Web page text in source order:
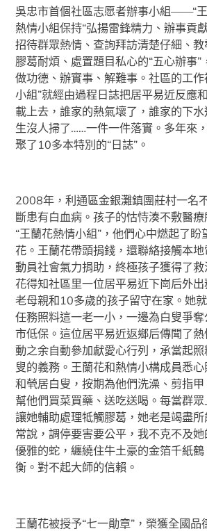
吳忠市首個社區志愿者辦事小組——“王
熱情小組保持“弘揚雷鋒精力、辦事貢
招待群眾熱情、查詢拜訪清楚仔細、
膠葛耐煩、處置題目私心的“五心辦事
做功德、辦實事、解難事。社區的工
小組”就經由過程日誌把居平易近反應
載上去，誰家的熱氣壞了，誰家的下
生沒人掃了……一件一件落實。多年來
聚了10多本特別的“日誌”。
2008年，利通區金銀灘鎮團莊村一名
斷患有白血病。孩子的怙恃湊不敷醫
“王蘭花熱情小組”，他們心中燃起了盼
花。王蘭花帶頭捐錢，還聯絡接觸本地
動員社會氣力捐助，終極孩子獲得了
花得知社區里一位居平易近下崗后外
老母親和10多歲的孩子留守在家。她
任務照料這一老一小，一邊為白叟爭
市低保。這位居平易近返鄉后傳聞了
動之余自動參加獻愛心行列，承當起
叟的義務。王蘭花和熱情小構成員悉
和煢居白叟，按期為他們洗澡、剪指
幫他們買菜買藥、送吃送喝。每當群眾
讓她輔助處理牴觸膠葛，她老是竭盡
常說，調停要害要公平，我不克不及
優雅的蛇，纏繞住牛土豪的金箔千紙鶴
衡。對不起大師的信賴。
王蘭花被授予“七一勛章”，榮獲全國